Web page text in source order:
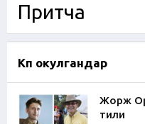
Притча
Көп окулгандар
Жорж
тили